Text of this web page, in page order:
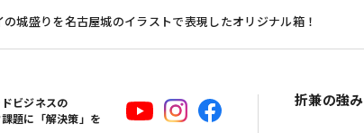
城盛りを名古屋城のイラストで表現したオリジナル箱！
ビジネスの
題に「解決策」を
折兼の強み